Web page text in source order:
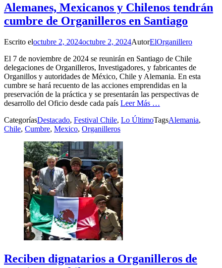
Alemanes, Mexicanos y Chilenos tendrán
cumbre de Organilleros en Santiago
Escrito eloctubre 2, 2024octubre 2, 2024AutorElOrganillero
El 7 de noviembre de 2024 se reunirán en Santiago de Chile
delegaciones de Organilleros, Investigadores, y fabricantes de
Organillos y autoridades de México, Chile y Alemania. En esta
cumbre se hará recuento de las acciones emprendidas en la
preservación de la práctica y se presentarán las perspectivas de
desarrollo del Oficio desde cada país Leer Más …
CategoríasDestacado, Festival Chile, Lo ÚltimoTagsAlemania,
Chile, Cumbre, Mexico, Organilleros
Reciben dignatarios a Organilleros de